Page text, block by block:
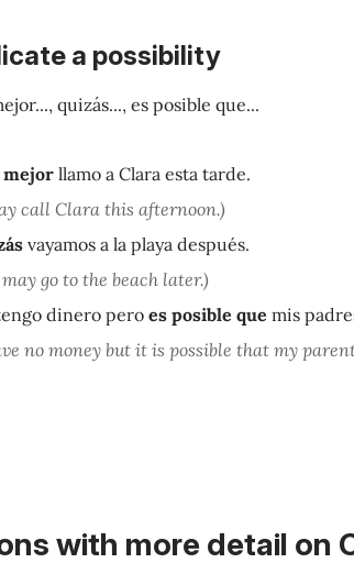
a possibility
quizás..., es posible que...
mejor llamo a Clara esta tarde.
call Clara this afternoon.)
vayamos a la playa después.
go to the beach later.)
dinero peroes posible que mis
no money but it is possible that my
with more detail on